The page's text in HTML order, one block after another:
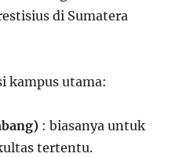
di Sumatera
kampus utama:
: biasanya untuk
tertentu.